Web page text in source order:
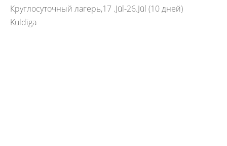
Круглосуточный лагерь,17 .Jūl-26.Jūl (10 дней)
Kuldīga